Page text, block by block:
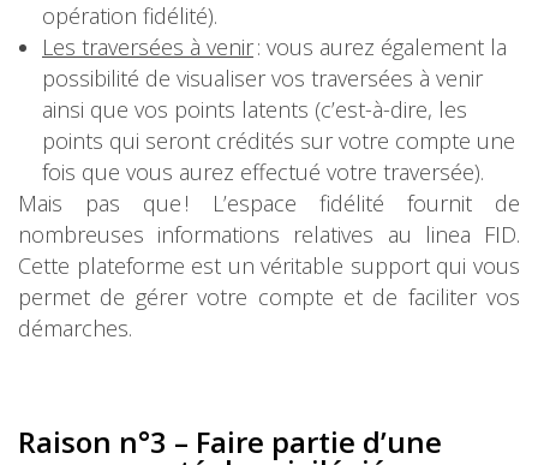
opération fidélité).
Les traversées à venir: vous aurez également la
possibilité de visualiser vos traversées à venir
ainsi que vos points latents (c’est-à-dire, les
points qui seront crédités sur votre compte une
fois que vous aurez effectué votre traversée).
Mais pas que ! L’espace fidélité fournit de
nombreuses informations relatives au linea FID.
Cette plateforme est un véritable support qui vous
permet de gérer votre compte et de faciliter vos
démarches.
Raison n°3 – Faire partie d’une